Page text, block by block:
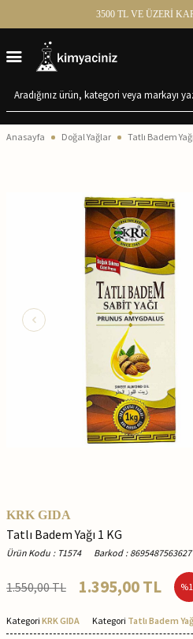
3500 TL VE ÜZERİ
Anasayfa Doğal Yağlar Tatlı Badem Yağı
KRK GIDA
Tatlı Badem Yağı 1 KG
Ürün Kodu : T1574 Barkod : 8695487563627
1.550,00TL 1.395,00TL %
Kategori KRK GIDA Kategori Tatlı Badem